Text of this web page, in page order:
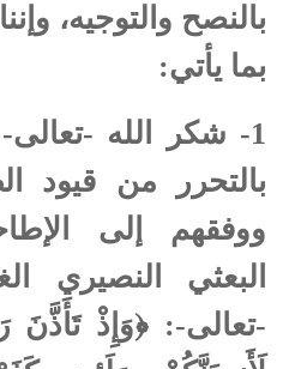
بالنصح والتوجيه،
بما يأتي:
1-
شكر الله -
بالتحرر من قيود
ووفقهم إلى
البعثي النصيري
-تعالى-: ﴿وَإِذْ